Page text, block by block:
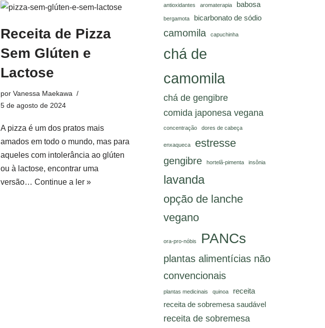
Receita de Pizza
Sem Glúten e
Lactose
por Vanessa Maekawa
5 de agosto de 2024
A pizza é um dos pratos mais
amados em todo o mundo, mas para
aqueles com intolerância ao glúten
ou à lactose, encontrar uma
versão… Continue a ler »
antioxidantes aromaterapia babosa
bergamota bicarbonato de sódio
camomila capuchinha
chá de
camomila
chá de gengibre
comida japonesa vegana
concentração dores de cabeça
enxaqueca estresse
gengibre hortelã-pimenta insônia
lavanda
opção de lanche
vegano
ora-pro-nóbis PANCs
plantas alimentícias não
convencionais
plantas medicinais quinoa
receita
receita de sobremesa saudável
receita de sobremesa